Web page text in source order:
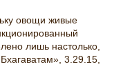
овощи живые
лишь настолько,
3.29.15,